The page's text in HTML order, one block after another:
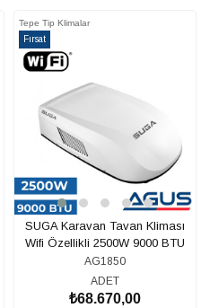
Tepe Tip Klimalar
Fırsat
Ürünü
SUGA Karavan Tavan Kliması
Wifi Özellikli 2500W 9000 BTU
AG1850
ADET
₺68.670,00